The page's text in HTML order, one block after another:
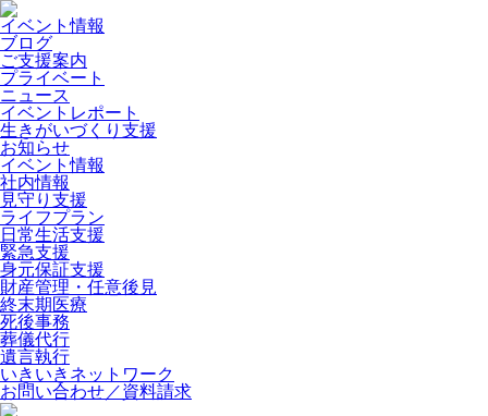
イベント情報
ブログ
ご支援案内
プライベート
ニュース
イベントレポート
生きがいづくり支援
お知らせ
イベント情報
社内情報
見守り支援
ライフプラン
日常生活支援
緊急支援
身元保証支援
財産管理・任意後見
終末期医療
死後事務
葬儀代行
遺言執行
いきいきネットワーク
お問い合わせ／資料請求